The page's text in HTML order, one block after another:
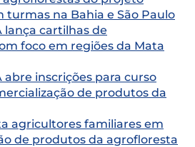
turmas na Bahia e São Paulo
lança cartilhas de
foco em regiões da Mata
abre inscrições para curso
de produtos da
agricultores familiares em
de produtos da agrofloresta